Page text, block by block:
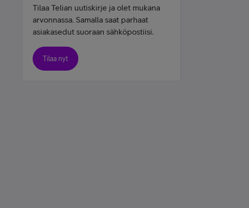
Tilaa Telian uutiskirje ja olet mukana
arvonnassa. Samalla saat parhaat
asiakasedut suoraan sähköpostiisi.
Tilaa nyt